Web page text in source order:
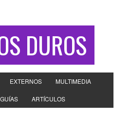
DUROS
EXTERNOS MULTIMEDIA
ARTÍCULOS